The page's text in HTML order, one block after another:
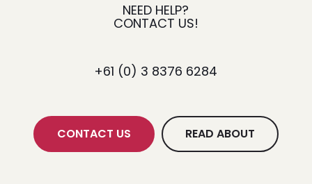
NEED HELP?
CONTACT US!
+61 (0) 3 8376 6284
CONTACT US READ ABOUT